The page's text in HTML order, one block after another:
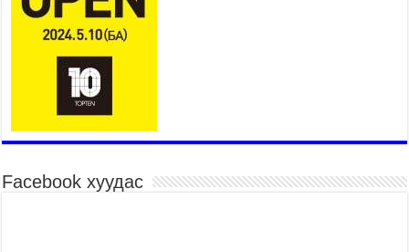
2026 оны 7 сар 21 / 10 цаг 03 минут
Б.Пүрэвдагва: Бүтээн байгуулалтын аливаа
уялдаа холбоогүйгээс саатах ёсгүй
2026 оны 7 сар 20 / 17 цаг 21 минут
“Сэлбэ 20 минутын хот” төслийн анхны 12
давхар барилгын үндсэн карказ, цутгалтын ажил
дууслаа
Facebook хуудас